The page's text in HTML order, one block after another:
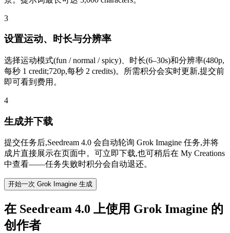
3
设置运动、时长与分辨率
选择运动模式(fun / normal / spicy)、时长(6–30s)和分辨率(480p,
每秒 1 credit;720p,每秒 2 credits)。所需积分会实时更新,提交前
即可看到费用。
4
生成并下载
提交任务后,Seedream 4.0 会自动轮询 Grok Imagine 任务,并将
成片直接展示在页面中。可立即下载,也可稍后在 My Creations
中查看——任务失败时积分会自动退还。
开始一次 Grok Imagine 生成
在 Seedream 4.0 上使用 Grok Imagine 的
创作者